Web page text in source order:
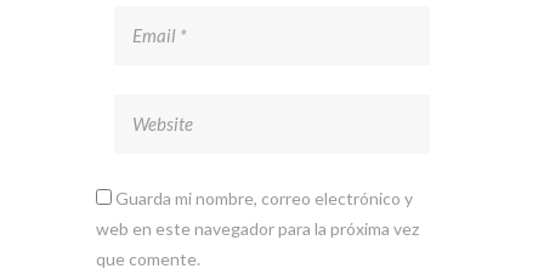
Guarda mi nombre, correo electrónico y
web en este navegador para la próxima vez
que comente.